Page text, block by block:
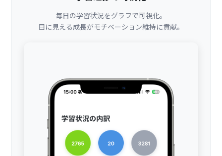
毎日の学習状況をグラフで可視化。
目に見える成長がモチベーション維持に貢献。